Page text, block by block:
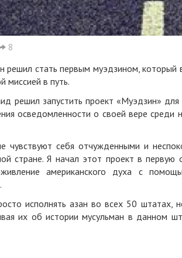
8
решил стать первым муэдзином,
миссией в путь.
решил запустить проект «Муэдзин»
осведомленности о своей вере среди
чувствуют себя отчужденными и
стране. Я начал этот проект в первую
американского духа с
исполнять азан во всех 50 штатах,
их об истории мусульман в данном